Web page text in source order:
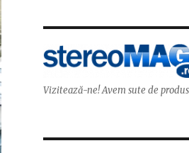
Vizitează-ne! Avem sute de